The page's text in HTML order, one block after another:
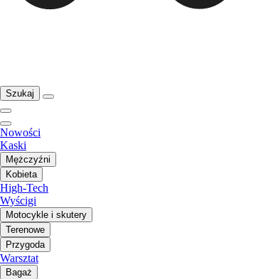
Szukaj
Nowości
Kaski
Mężczyźni
Kobieta
High-Tech
Wyścigi
Motocykle i skutery
Terenowe
Przygoda
Warsztat
Bagaż